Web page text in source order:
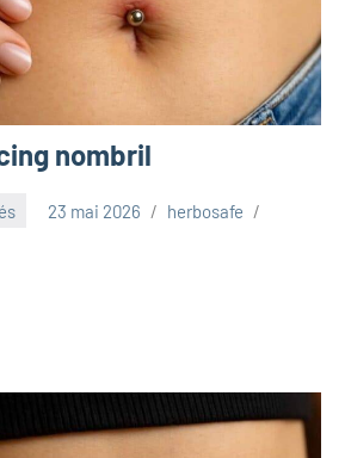
nombril
23 mai 2026
herbosafe